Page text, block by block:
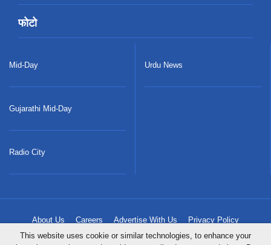
फोटो
Mid-Day
Gujarathi Mid-Day
Radio City
Urdu News
About Us Careers Advertise With Us Privacy Policy
Terms & Conditions Contact Us Sitemap Grievance Redressal
This website uses cookie or similar technologies, to enhance your